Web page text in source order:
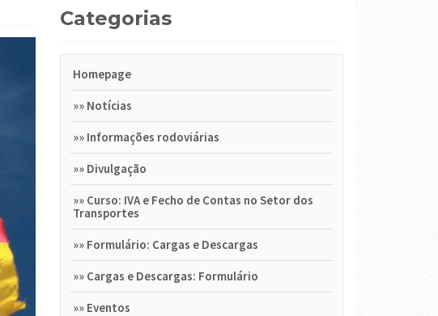
Categorias
Homepage
»» Notícias
»» Informações rodoviárias
»» Divulgação
»» Curso: IVA e Fecho de Contas no Setor dos
Transportes
»» Formulário: Cargas e Descargas
»» Cargas e Descargas: Formulário
»» Eventos